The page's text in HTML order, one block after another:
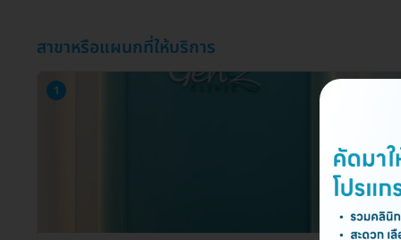
สาขาหรือแผนกที่ให้บริการ
1